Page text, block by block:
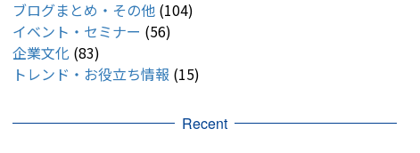
ブログまとめ・その他 (104)
イベント・セミナー (56)
企業文化 (83)
トレンド・お役立ち情報 (15)
Recent